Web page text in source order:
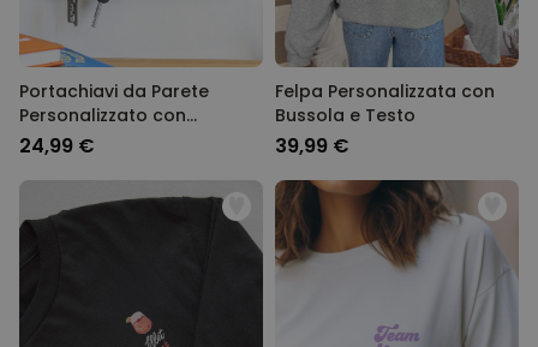
Portachiavi da Parete
Personalizzato con
Illustrazione Famiglia Serie
24,99 €
Felpa Personalizzata con
Bussola e Testo
39,99 €